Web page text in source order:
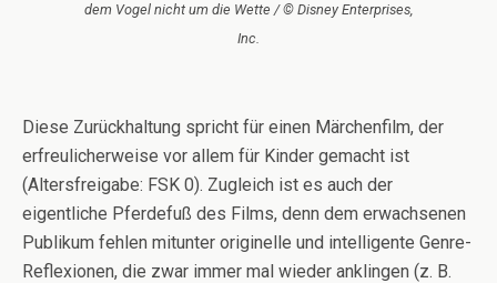
dem Vogel nicht um die Wette / © Disney Enterprises,
Inc.
Diese Zurückhaltung spricht für einen Märchenfilm, der
erfreulicherweise vor allem für Kinder gemacht ist
(Altersfreigabe: FSK 0). Zugleich ist es auch der
eigentliche Pferdefuß des Films, denn dem erwachsenen
Publikum fehlen mitunter originelle und intelligente Genre-
Reflexionen, die zwar immer mal wieder anklingen (z. B.